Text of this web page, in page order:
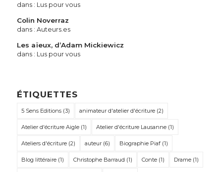
dans : Lus pour vous
Colin Noverraz
dans : Auteurs.es
Les aïeux, d’Adam Mickiewicz
dans : Lus pour vous
ÉTIQUETTES
5 Sens Editions(3) animateur d'atelier d'écriture(2)
Atelier d'écriture Aigle(1) Atelier d'écriture Lausanne(1)
Ateliers d'écriture(2) auteur(6) Biographie Piaf(1)
Blog littéraire(1) Christophe Barraud (1) Conte(1) Drame(1)